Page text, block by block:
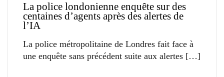
La police londonienne enquête sur des
centaines d’agents après des alertes de
l’IA
La police métropolitaine de Londres fait face à
une enquête sans précédent suite aux alertes